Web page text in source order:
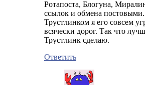
Ротапоста, Блогуна,
ссылок и обмена
Трустлинком я его совсем
всячески дорог. Так что
Трустлинк сделаю.
Ответить